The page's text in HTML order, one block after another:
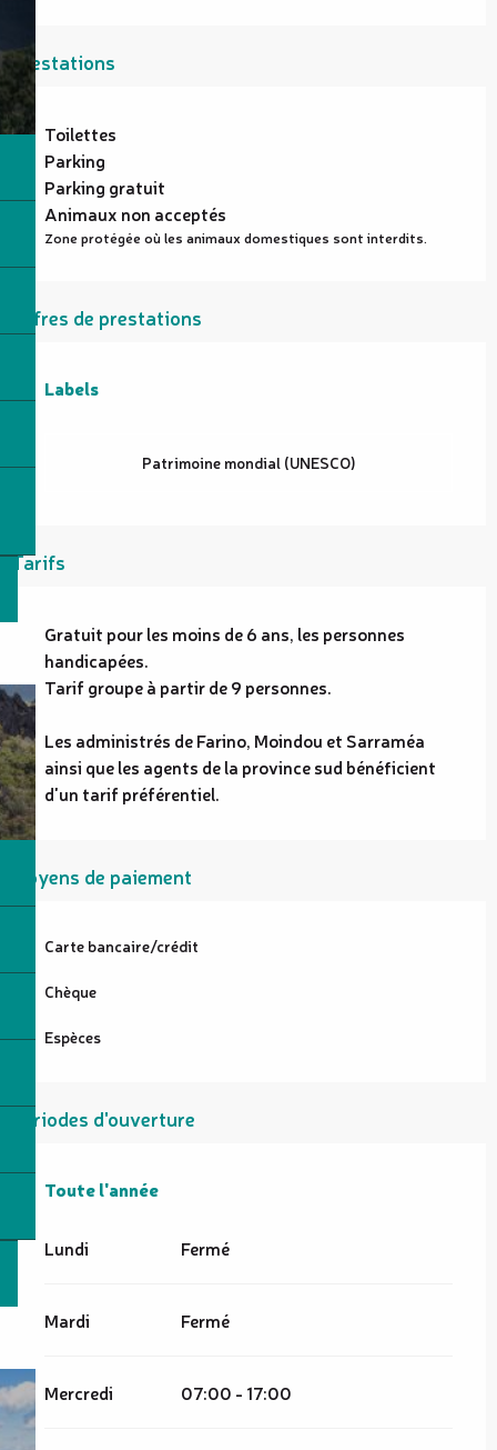
Prestations
Toilettes
Parking
Parking gratuit
Animaux non acceptés
Zone protégée où les animaux domestiques sont interdits.
Offres de prestations
Labels
Labels
Patrimoine mondial (UNESCO)
Tarifs
Gratuit pour les moins de 6 ans, les personnes
handicapées.
Tarif groupe à partir de 9 personnes.
Les administrés de Farino, Moindou et Sarraméa
ainsi que les agents de la province sud bénéficient
d'un tarif préférentiel.
Moyens de paiement
Carte bancaire/crédit
Chèque
Espèces
Périodes d'ouverture
Toute l'année
Toute l'année
Lundi Fermé
Mardi Fermé
Mercredi 07:00 - 17:00